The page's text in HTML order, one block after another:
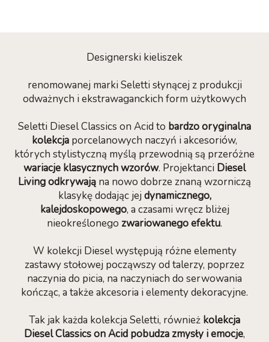
Designerski kieliszek
renomowanej marki Seletti słynącej z produkcji
odważnych i ekstrawaganckich form użytkowych
Seletti Diesel Classics on Acid to bardzo oryginalna
kolekcja porcelanowych naczyń i akcesoriów,
których stylistyczną myślą przewodnią są przeróżne
wariacje klasycznych wzorów. Projektanci Diesel
Living odkrywają na nowo dobrze znaną wzorniczą
klasykę dodając jej dynamicznego,
kalejdoskopowego, a czasami wręcz bliżej
nieokreślonego zwariowanego efektu.
W kolekcji Diesel występują różne elementy
zastawy stołowej począwszy od talerzy, poprzez
naczynia do picia, na naczyniach do serwowania
kończąc, a także akcesoria i elementy dekoracyjne.
Tak jak każda kolekcja Seletti, również kolekcja
Diesel Classics on Acid pobudza zmysły i emocje,